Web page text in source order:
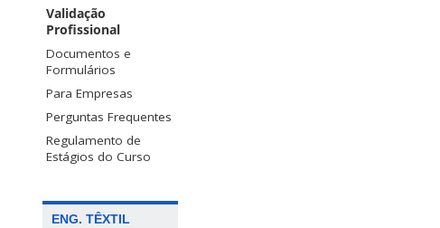
Validação
Profissional
Documentos e
Formulários
Para Empresas
Perguntas Frequentes
Regulamento de
Estágios do Curso
ENG. TÊXTIL